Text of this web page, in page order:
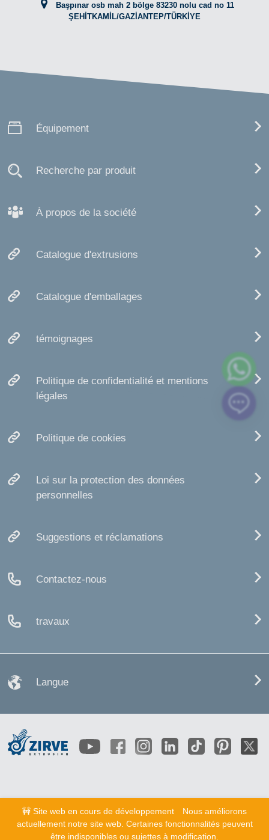
🚧 Site web en cours de développement
Nous améliorons
actuellement notre site web. Certaines fonctionnalités peuvent
être indisponibles ou sujettes à modification.
Başpınar osb mah 2 bölge 83230 nolu cad no 11
ŞEHİTKAMİL/GAZİANTEP/TÜRKİYE
Équipement
Recherche par produit
À propos de la société
Catalogue d'extrusions
Catalogue d'emballages
témoignages
Politique de confidentialité et mentions
légales
Politique de cookies
Loi sur la protection des données
personnelles
Suggestions et réclamations
Contactez-nous
travaux
Langue